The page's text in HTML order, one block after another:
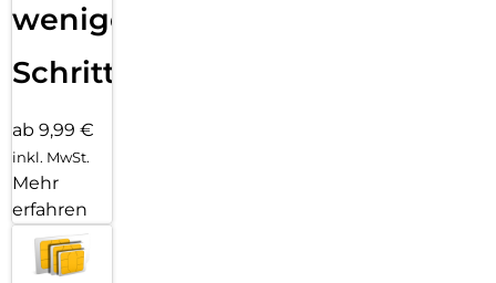
wenigen
Schritten
ab 9,99 €
inkl. MwSt.
Mehr
erfahren